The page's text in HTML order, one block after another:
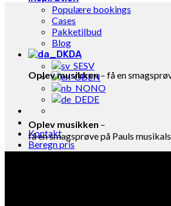
Populære bookings
Cases
Pakketilbud
Blog
DA
SV
EN
NO
DE
Kontakt
Beregn pris
Oplev musikken– få en
Oplev musikken –
få en smagsprøve på Pauls